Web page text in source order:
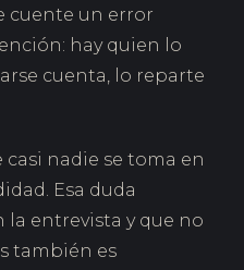
cuente un error
hay quien lo
cuenta, lo reparte
casi nadie se toma en
Esa duda
la entrevista y que no
también es